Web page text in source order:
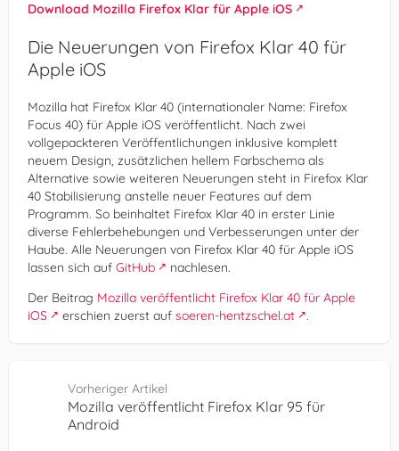
Download Mozilla Firefox Klar für Apple iOS
Die Neuerungen von Firefox Klar 40 für
Apple iOS
Mozilla hat Firefox Klar 40 (internationaler Name: Firefox
Focus 40) für Apple iOS veröffentlicht. Nach zwei
vollgepackteren Veröffentlichungen inklusive komplett
neuem Design, zusätzlichen hellem Farbschema als
Alternative sowie weiteren Neuerungen steht in Firefox Klar
40 Stabilisierung anstelle neuer Features auf dem
Programm. So beinhaltet Firefox Klar 40 in erster Linie
diverse Fehlerbehebungen und Verbesserungen unter der
Haube. Alle Neuerungen von Firefox Klar 40 für Apple iOS
lassen sich auf GitHub
nachlesen.
Der Beitrag Mozilla veröffentlicht Firefox Klar 40 für Apple
iOS
erschien zuerst auf soeren-hentzschel.at .
Vorheriger Artikel
Mozilla veröffentlicht Firefox Klar 95 für
Android